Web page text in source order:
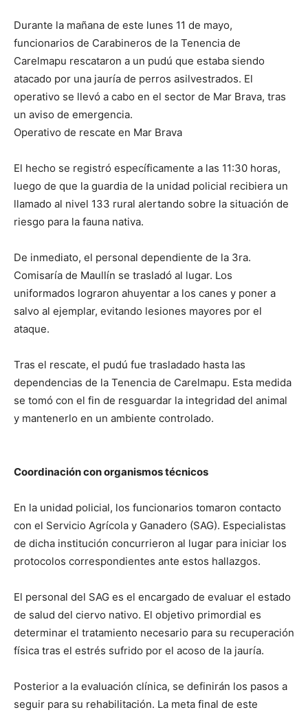
Durante la mañana de este lunes 11 de mayo,
funcionarios de Carabineros de la Tenencia de
Carelmapu rescataron a un pudú que estaba siendo
atacado por una jauría de perros asilvestrados. El
operativo se llevó a cabo en el sector de Mar Brava, tras
un aviso de emergencia.
Operativo de rescate en Mar Brava
El hecho se registró específicamente a las 11:30 horas,
luego de que la guardia de la unidad policial recibiera un
llamado al nivel 133 rural alertando sobre la situación de
riesgo para la fauna nativa.
De inmediato, el personal dependiente de la 3ra.
Comisaría de Maullín se trasladó al lugar. Los
uniformados lograron ahuyentar a los canes y poner a
salvo al ejemplar, evitando lesiones mayores por el
ataque.
Tras el rescate, el pudú fue trasladado hasta las
dependencias de la Tenencia de Carelmapu. Esta medida
se tomó con el fin de resguardar la integridad del animal
y mantenerlo en un ambiente controlado.
Coordinación con organismos técnicos
En la unidad policial, los funcionarios tomaron contacto
con el Servicio Agrícola y Ganadero (SAG). Especialistas
de dicha institución concurrieron al lugar para iniciar los
protocolos correspondientes ante estos hallazgos.
El personal del SAG es el encargado de evaluar el estado
de salud del ciervo nativo. El objetivo primordial es
determinar el tratamiento necesario para su recuperación
física tras el estrés sufrido por el acoso de la jauría.
Posterior a la evaluación clínica, se definirán los pasos a
seguir para su rehabilitación. La meta final de este